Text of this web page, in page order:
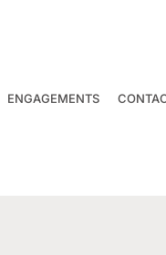
ENGAGEMENTS